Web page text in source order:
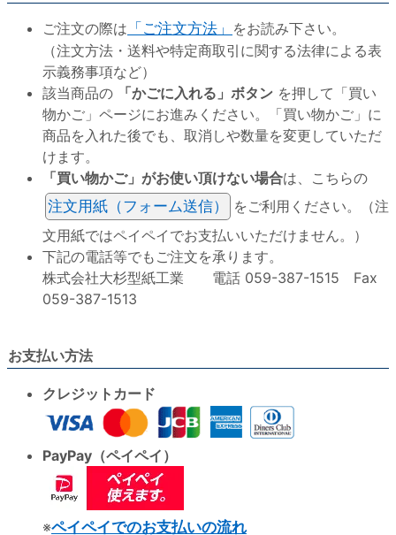
ご注文の際は 「ご注文方法」 をお読み下さい。
（注文方法・送料や特定商取引に関する法律による表
示義務事項など）
該当商品の
「かごに入れる」ボタン を押して「買い
物かご」ページにお進みください。「買い物かご」に
商品を入れた後でも、取消しや数量を変更していただ
けます。
「買い物かご」がお使い頂けない場合は、こちらの
注文用紙（フォーム送信）
をご利用ください。（注
文用紙ではペイペイでお支払いいただけません。）
下記の電話等でもご注文を承ります。
株式会社大杉型紙工業 電話 059-387-1515 Fax
059-387-1513
お支払い方法
クレジットカード
PayPay（ペイペイ）
※ペイペイでのお支払いの流れ